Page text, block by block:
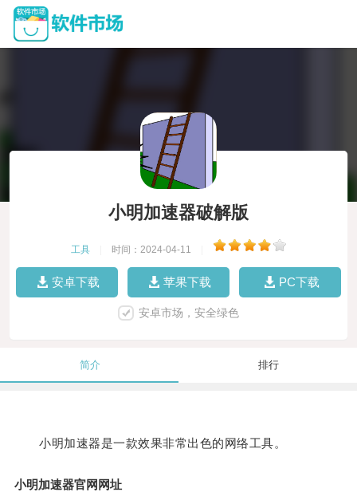
小明加速器破解版
工具 时间：2024-04-11
安卓下载 苹果下载 PC下载
安卓市场，安全绿色
简介 排行
小明加速器是一款效果非常出色的网络工具。
小明加速器官网网址